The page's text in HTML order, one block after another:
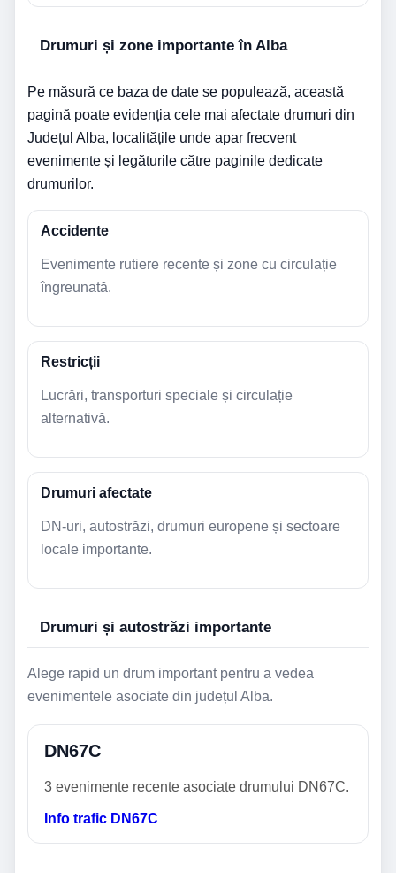
Drumuri și zone importante în Alba
Pe măsură ce baza de date se populează, această
pagină poate evidenția cele mai afectate drumuri din
Județul Alba, localitățile unde apar frecvent
evenimente și legăturile către paginile dedicate
drumurilor.
Accidente
Evenimente rutiere recente și zone cu circulație
îngreunată.
Restricții
Lucrări, transporturi speciale și circulație
alternativă.
Drumuri afectate
DN-uri, autostrăzi, drumuri europene și sectoare
locale importante.
Drumuri și autostrăzi importante
Alege rapid un drum important pentru a vedea
evenimentele asociate din județul Alba.
DN67C
3 evenimente recente asociate drumului DN67C.
Info trafic DN67C